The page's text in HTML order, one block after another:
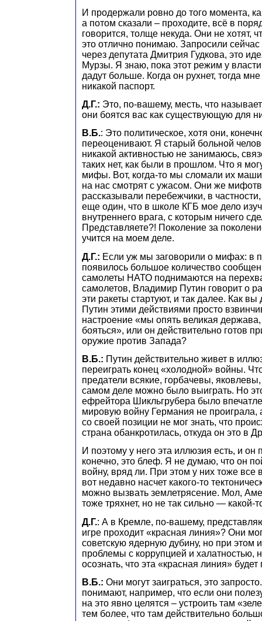
И продержали ровно до того момента,
а потом сказали – проходите, всё в
говорится, толще некуда. Они не хотят,
это отлично понимаю. Запросили
через депутата Дмитрия Гудкова, это
Мурзы. Я знаю, пока этот режим у
дадут больше. Когда он рухнет, тогда
никакой паспорт.
Д.Г.: Это, по-вашему, месть, что
они боятся вас как существующую для
В.Б.: Это политическое, хотя они,
переоценивают. Я старый больной
никакой активностью не занимаюсь,
таких нет, как были в прошлом. Что я
мифы. Вот, когда-то мы сломали их
на нас смотрят с ужасом. Они же
рассказывали перебежчики, в
еще один, что в школе КГБ мое дело
внутреннего врага, с которым ничего
Представляете?! Поколение за
учится на моем деле.
Д.Г.: Если уж мы заговорили о мифах: в
появилось большое количество
самолеты НАТО поднимаются на
самолетов, Владимир Путин говорит о
эти ракеты стартуют, и так далее. Как
Путин этими действиями просто
настроение «мы опять великая
бояться», или он действительно готов
оружие против Запада?
В.Б.: Путин действительно живет в
переиграть конец «холодной» войны.
предатели всякие, горбачевы,
самом деле можно было выиграть. Но
ефрейтора Шикльгрубера было
мировую войну Германия не проиграла,
со своей позиции не мог знать, что
страна обанкротилась, откуда он это в
И поэтому у него эта иллюзия есть, и он
конечно, это блеф. Я не думаю, что он
войну, вряд ли. При этом у них тоже
вот недавно насчет какого-то
можно вызвать землетрясение. Мол,
тоже тряхнет, но не так сильно — какой-
Д.Г.: А в Кремле, по-вашему,
игре проходит «красная линия»? Они
советскую ядерную дубину, но при этом
проблемы с коррупцией и халатностью,
осознать, что эта «красная линия»
В.Б.: Они могут заиграться, это
понимают, например, что если они
на это явно целятся – устроить там
тем более, что там действительно